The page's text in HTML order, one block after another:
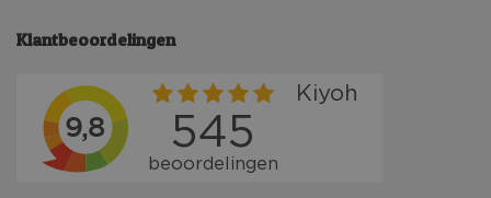
Klantbeoordelingen